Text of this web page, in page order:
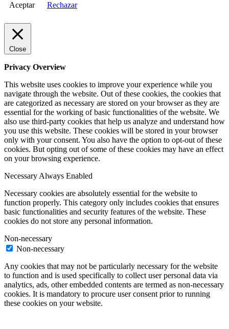
Aceptar Rechazar
Close
Privacy Overview
This website uses cookies to improve your experience while you
navigate through the website. Out of these cookies, the cookies that
are categorized as necessary are stored on your browser as they are
essential for the working of basic functionalities of the website. We
also use third-party cookies that help us analyze and understand how
you use this website. These cookies will be stored in your browser
only with your consent. You also have the option to opt-out of these
cookies. But opting out of some of these cookies may have an effect
on your browsing experience.
Necessary Always Enabled
Necessary cookies are absolutely essential for the website to
function properly. This category only includes cookies that ensures
basic functionalities and security features of the website. These
cookies do not store any personal information.
Non-necessary
Non-necessary
Any cookies that may not be particularly necessary for the website
to function and is used specifically to collect user personal data via
analytics, ads, other embedded contents are termed as non-necessary
cookies. It is mandatory to procure user consent prior to running
these cookies on your website.